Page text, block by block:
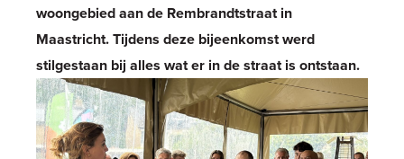
woongebied aan de Rembrandtstraat in
Maastricht. Tijdens deze bijeenkomst werd
stilgestaan bij alles wat er in de straat is ontstaan.